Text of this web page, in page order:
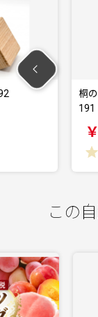
桐
191
この